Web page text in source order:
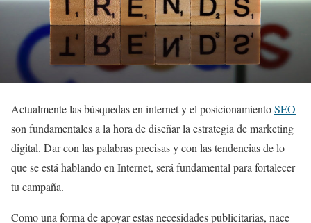
Actualmente las búsquedas en internet y el posicionamientoSEO
son fundamentales a la hora de diseñar la estrategia de marketing
digital. Dar con las palabras precisas y con las tendencias de lo
que se está hablando en Internet, será fundamental para fortalecer
tu campaña.
Como una forma de apoyar estas necesidades publicitarias, nace